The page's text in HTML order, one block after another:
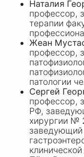
Наталия
профессор,
терапии
Жеан
профессор,
патологии
Сергей
профессор,
РФ,
хирургии №
заведующий